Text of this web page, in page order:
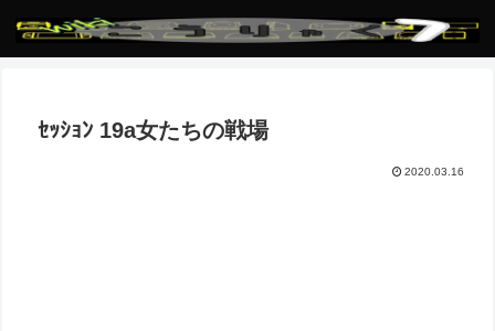
ｾｯｼｮﾝ 19a女たちの戦場
2020.03.16